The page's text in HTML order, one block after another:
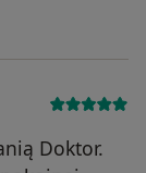
Doktor.